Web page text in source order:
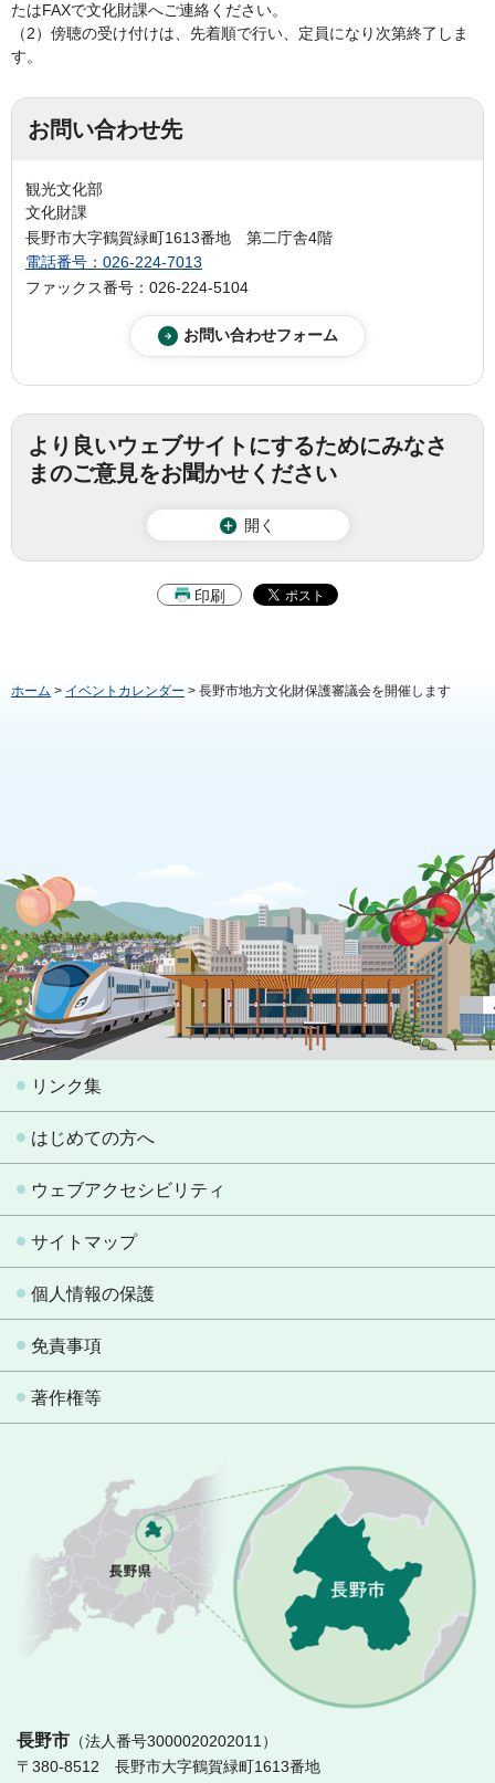
たはFAXで文化財課へご連絡ください。
（2）傍聴の受け付けは、先着順で行い、定員になり次第終了しま
す。
お問い合わせ先
観光文化部
文化財課
長野市大字鶴賀緑町1613番地 第二庁舎4階
電話番号：026-224-7013
ファックス番号：026-224-5104
より良いウェブサイトにするためにみなさ
まのご意見をお聞かせください
開く
印刷
ホーム > イベントカレンダー > 長野市地方文化財保護審議会を開催します
リンク集
はじめての方へ
ウェブアクセシビリティ
サイトマップ
個人情報の保護
免責事項
著作権等
長野市 （法人番号3000020202011）
〒380-8512 長野市大字鶴賀緑町1613番地